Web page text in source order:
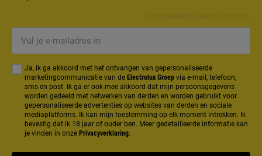
e-
mailadres
Ja, ik ga akkoord met het ontvangen van gepersonaliseerde
marketingcommunicatie van de Electrolux Groep via e-mail, telefoon,
sms en post. Ik ga er ook mee akkoord dat mijn persoonsgegevens
worden gedeeld met netwerken van derden en worden gebruikt voor
gepersonaliseerde advertenties op websites van derden en sociale
mediaplatforms. Ik kan mijn toestemming op elk moment intrekken. Ik
bevestig dat ik 18 jaar of ouder ben. Meer gedetailleerde informatie kan
je vinden in onze Privacyverklaring.